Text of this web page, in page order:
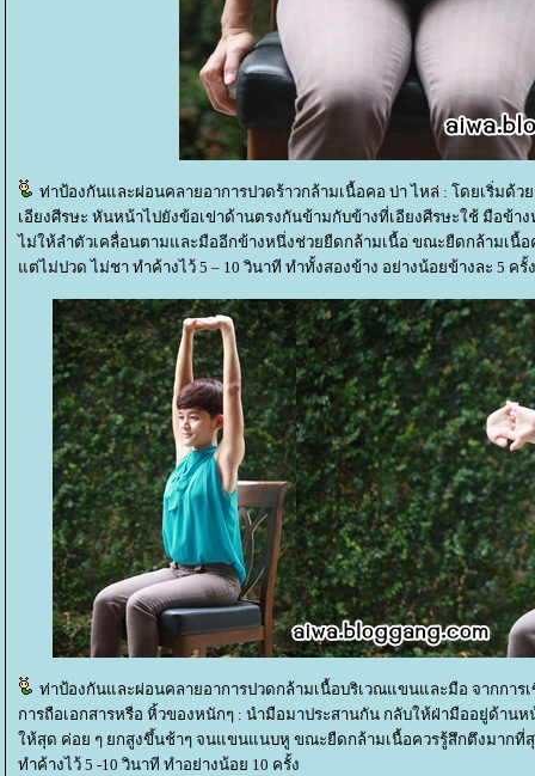
ท่าป้องกันและผ่อนคลายอาการปวดร้าวกล้ามเนื้อคอ บ่า ไหล่ : โดยเริ่มด้ว
เอียงศีรษะ หันหน้าไปยังข้อเข่าด้านตรงกันข้ามกับข้างที่เอียงศีรษะใช้ มือข้าง
ไม่ให้ลำตัวเคลื่อนตามและมืออีกข้างหนึ่งช่วยยืดกล้ามเนื้อ ขณะยืดกล้ามเนื้
ต่ไม่ปวด ไม่ชา ทำค้างไว้ 5 – 10 วินาที ทำทั้งสองข้าง อย่างน้อยข้างละ 5 ครั้ง
ท่าป้องกันและผ่อนคลายอาการปวดกล้ามเนื้อบริเวณแขนและมือ จากการ
การถือเอกสารหรือ หิ้วของหนักๆ : นำมือมาประสานกัน กลับให้ฝ่ามืออยู่ด้านห
ห้สุด ค่อย ๆ ยกสูงขึ้นช้าๆ จนแขนแนบหู ขณะยืดกล้ามเนื้อควรรู้สึกตึงมากที่
ทำค้างไว้ 5 -10 วินาที ทำอย่างน้อย 10 ครั้ง